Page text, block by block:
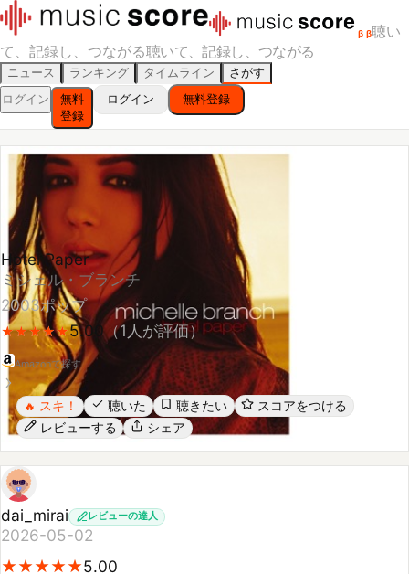
β β聴い
て、記録し、つながる聴いて、記録し、つながる
ニュース ランキング タイムライン
さがす
ログイン
無料
登録
ログイン 無料登録
Hotel Paper
ミシェル・ブランチ
2003ポップ
★
★★
★★
★★
★★
★5.00 （ 1人が評価）
Amazonで探す
スキ！ 聴いた 聴きたい スコアをつける
レビューする シェア
dai_mirai
2026-05-02
★
★★
★★
★★
★★
★5.00